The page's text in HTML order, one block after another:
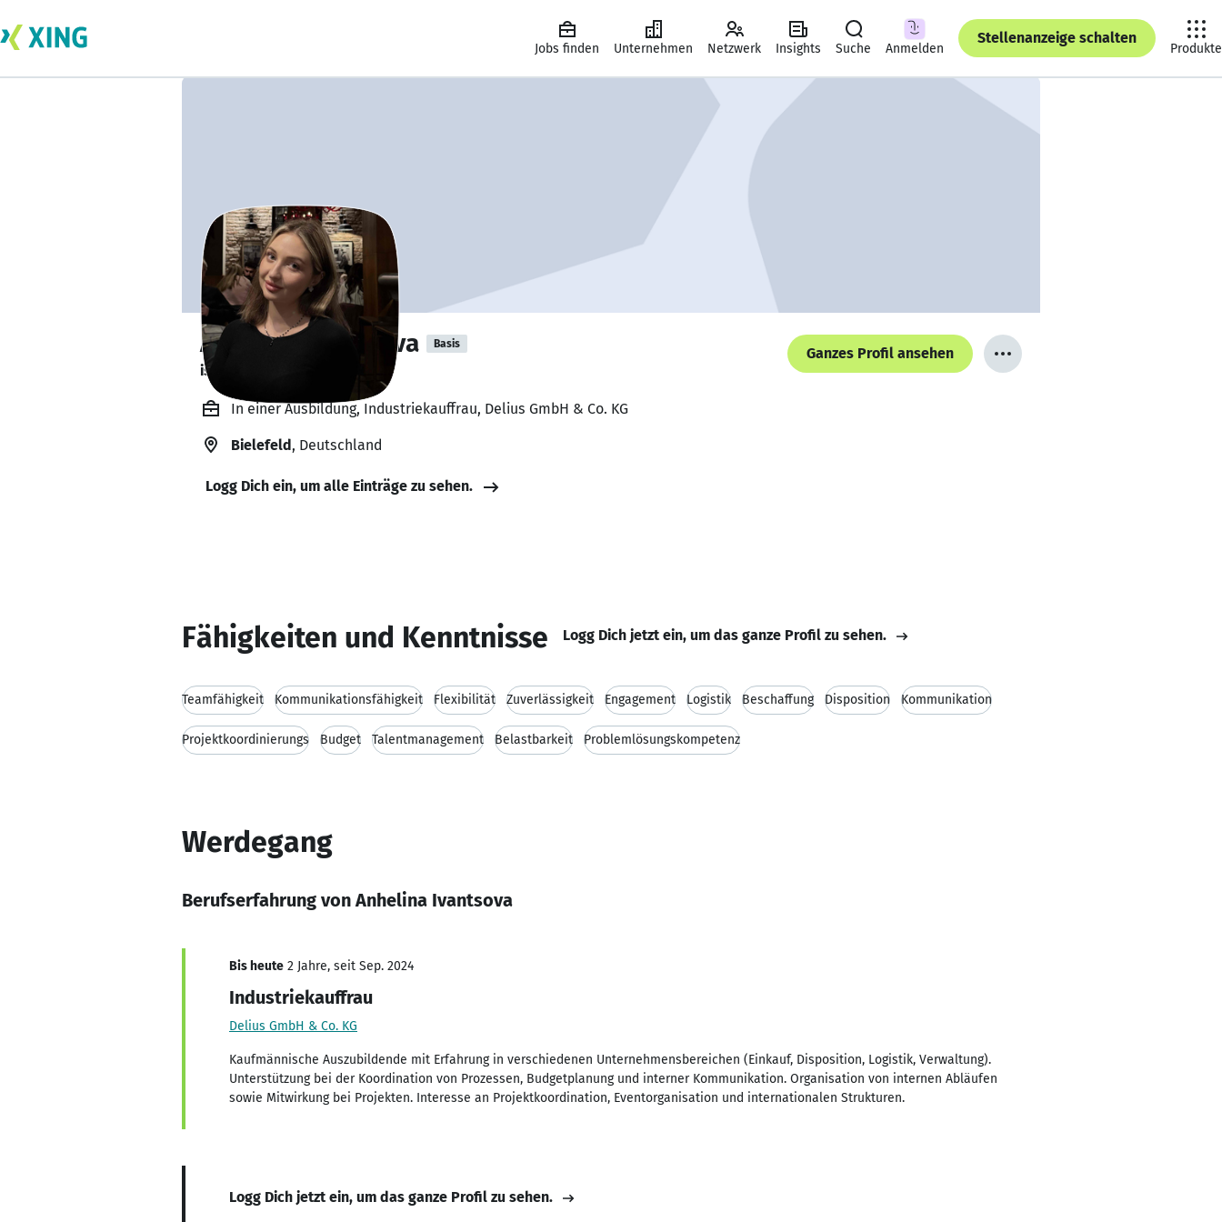
Jobs finden Unternehmen Netzwerk Insights Suche Anmelden
Stellenanzeige schalten
Produkte
Anhelina Ivantsova Basis
ist verfügbar. ✅
Ganzes Profil ansehen
In einer Ausbildung, Industriekauffrau, Delius GmbH & Co. KG
Bielefeld, Deutschland
Logg Dich ein, um alle Einträge zu sehen.
Fähigkeiten und Kenntnisse Logg Dich jetzt ein, um das ganze Profil zu sehen.
Teamfähigkeit Kommunikationsfähigkeit Flexibilität Zuverlässigkeit Engagement Logistik Beschaffung Disposition Kommunikation
Projektkoordinierungs Budget Talentmanagement Belastbarkeit Problemlösungskompetenz
Werdegang
Berufserfahrung von Anhelina Ivantsova
Bis heute 2 Jahre, seit Sep. 2024
Industriekauffrau
Delius GmbH & Co. KG
Kaufmännische Auszubildende mit Erfahrung in verschiedenen Unternehmensbereichen (Einkauf, Disposition, Logistik, Verwaltung).
Unterstützung bei der Koordination von Prozessen, Budgetplanung und interner Kommunikation. Organisation von internen Abläufen
sowie Mitwirkung bei Projekten. Interesse an Projektkoordination, Eventorganisation und internationalen Strukturen.
Logg Dich jetzt ein, um das ganze Profil zu sehen.